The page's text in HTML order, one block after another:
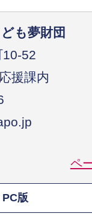
も夢財団
10-52
援課内
ペ
PC版